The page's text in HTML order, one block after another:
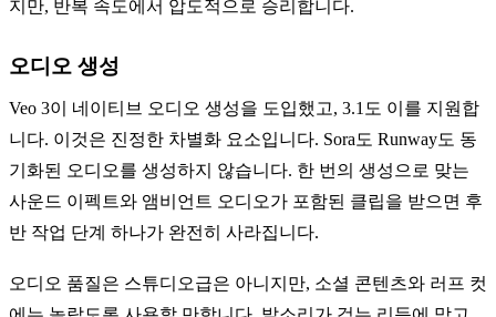
지만, 반복 속도에서 압도적으로 승리합니다.
오디오 생성
Veo 3이 네이티브 오디오 생성을 도입했고, 3.1도 이를 지원합
니다. 이것은 진정한 차별화 요소입니다. Sora도 Runway도 동
기화된 오디오를 생성하지 않습니다. 한 번의 생성으로 맞는
사운드 이펙트와 앰비언트 오디오가 포함된 클립을 받으면 후
반 작업 단계 하나가 완전히 사라집니다.
오디오 품질은 스튜디오급은 아니지만, 소셜 콘텐츠와 러프 컷